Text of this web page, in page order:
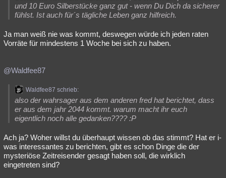
Philosophie Träume Orte Esoterik Literatur
Astronomie Helpdesk Gruppen Gaming Filme
Übersichten
Besucht Teilgenommen
Lesenswert Schlüsselwörter
und 10 Euro Silberstücke ganz gut - wenn Du Dich da sicherer
fühlst. Ist auch für´s tägliche Leben ganz hilfreich.
Ja man weiß nie was kommt, deswegen würde ich jeden raten
Vorräte für mindestens 1 Woche bei sich zu haben.
@Waldfee87
Waldfee87 schrieb:
also der wahrsager aus dem anderen fred hat berichtet, dass
er aus dem jahr 2044 kommt. warum macht ihr euch
eigentlich noch alle gedanken???? :P
Ach ja? Woher willst du überhaupt wissen ob das stimmt? Hat er i-
was interessantes zu berichten, gibt es schon Dinge die der
mysteriöse Zeitreisender gesagt haben soll, die wirklich
eingetreten sind?